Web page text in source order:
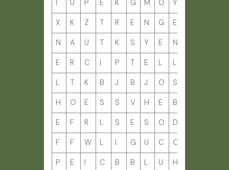
I U P E K G M O Y
X K Z T R E N G E
N A U T K S Y E N
E R C I P T E L L
L T K B J B J O S
H O E S S V H E B
E F R L S E S O D
F F W L I G U C O
P E I C B B L U H